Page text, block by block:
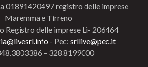
01891420497 registro delle imprese
Maremma e Tirreno
Registro delle imprese Li- 206464
- Pec: srllive@pec.it
– 328.8199000